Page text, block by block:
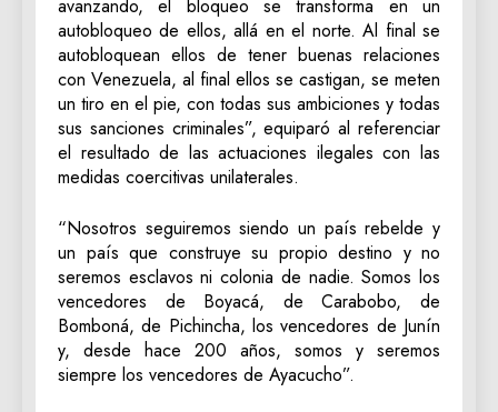
avanzando, el bloqueo se transforma en un
autobloqueo de ellos, allá en el norte. Al final se
autobloquean ellos de tener buenas relaciones
con Venezuela, al final ellos se castigan, se meten
un tiro en el pie, con todas sus ambiciones y todas
sus sanciones criminales”, equiparó al referenciar
el resultado de las actuaciones ilegales con las
medidas coercitivas unilaterales.
“Nosotros seguiremos siendo un país rebelde y
un país que construye su propio destino y no
seremos esclavos ni colonia de nadie. Somos los
vencedores de Boyacá, de Carabobo, de
Bomboná, de Pichincha, los vencedores de Junín
y, desde hace 200 años, somos y seremos
siempre los vencedores de Ayacucho”.